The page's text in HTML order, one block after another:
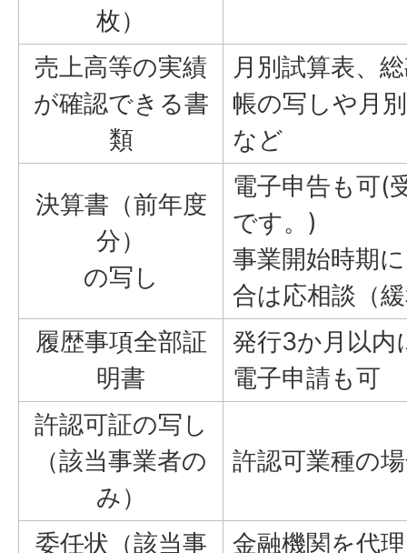
枚）
売上高等の実績
が確認できる書
類
月別試算表、
帳の写しや月
など
決算書（前年度
分）
の写し
電子申告も可(
です。)
事業開始時期
合は応相談（
履歴事項全部証
明書
発行3か月以内
電子申請も可
許認可証の写し
（該当事業者の
み）
許認可業種の
委任状（該当事 金融機関を代